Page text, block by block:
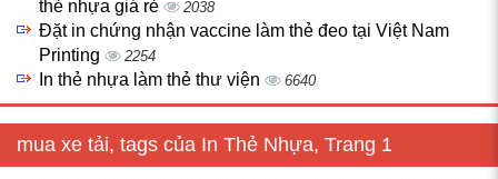
thẻ nhựa giá rẻ
2038
Đặt in chứng nhận vaccine làm thẻ đeo tại Việt Nam
Printing
2254
In thẻ nhựa làm thẻ thư viện 6640
mua xe tải, tags của In Thẻ Nhựa, Trang 1